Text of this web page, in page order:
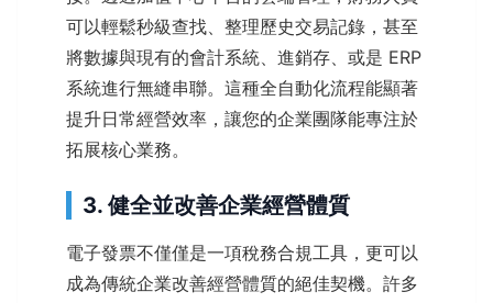
可以輕鬆秒級查找、整理歷史交易記錄，甚至
將數據與現有的會計系統、進銷存、或是 ERP
系統進行無縫串聯。這種全自動化流程能顯著
提升日常經營效率，讓您的企業團隊能專注於
拓展核心業務。
3. 健全並改善企業經營體質
電子發票不僅僅是一項稅務合規工具，更可以
成為傳統企業改善經營體質的絕佳契機。許多